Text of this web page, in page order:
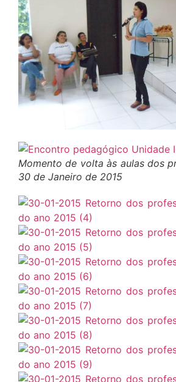
Momento de volta às aulas dos
30 de Janeiro de 2015